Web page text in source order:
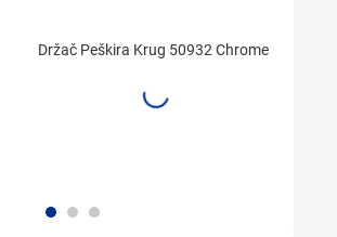
Držač Peškira Krug 50932 Chrome